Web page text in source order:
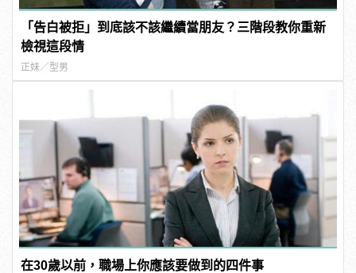
「告白被拒」到底該不該繼續當朋友？三階段教你重新
檢視這段情
正妹／型男
在30歲以前，職場上你應該要做到的四件事